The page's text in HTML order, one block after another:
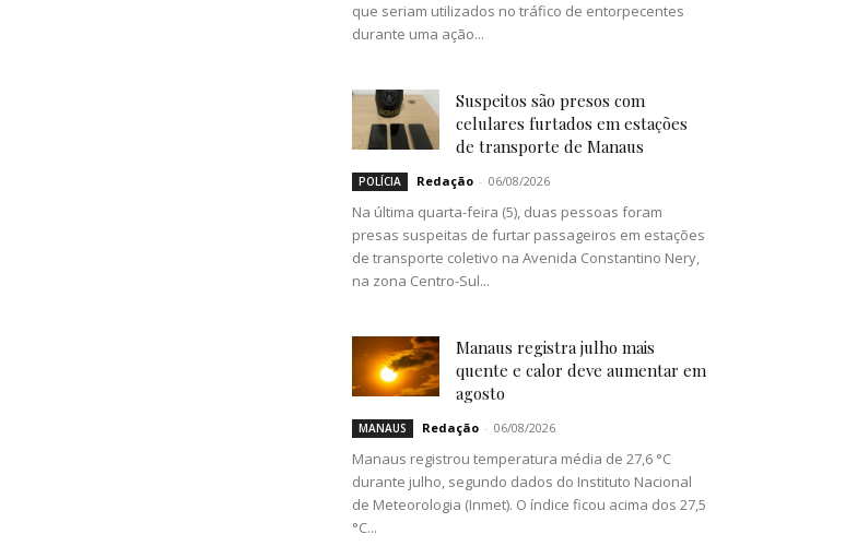
que seriam utilizados no tráfico de entorpecentes
durante uma ação...
Suspeitos são presos com
celulares furtados em estações
de transporte de Manaus
POLÍCIA Redação - 06/08/2026
Na última quarta-feira (5), duas pessoas foram
presas suspeitas de furtar passageiros em estações
de transporte coletivo na Avenida Constantino Nery,
na zona Centro-Sul...
Manaus registra julho mais
quente e calor deve aumentar em
agosto
MANAUS Redação - 06/08/2026
Manaus registrou temperatura média de 27,6 °C
durante julho, segundo dados do Instituto Nacional
de Meteorologia (Inmet). O índice ficou acima dos 27,5
°C...